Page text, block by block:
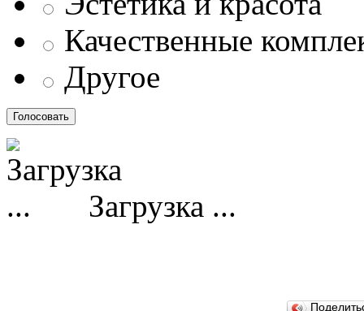
Качественные
Другое
Загрузка ...